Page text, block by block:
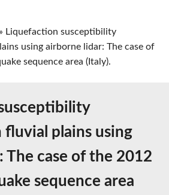
» Liquefaction susceptibility
using airborne lidar: The case of
sequence area (Italy).
fluvial plains using
The case of the 2012
sequence area